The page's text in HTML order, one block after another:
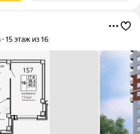
15 этаж из 16